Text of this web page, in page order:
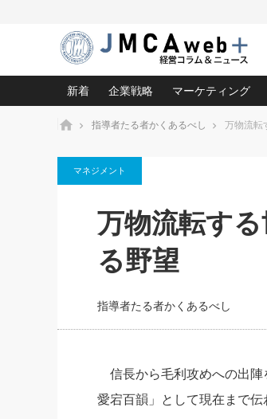
新着
朝礼・会議での「社長の３分間
スピーチ」ネタ帳（2026年8月5
日号）
2026.08.5
企業戦略
中小企業の「１位づくり」戦
利益を最大化する「業務改善
強い会社を築く ビジネス・ク
日本レーザー「人を大切にし
(3)
武器としてのM&A入門(3)
社長のための“儲かる通販”戦
継続経営 百話百行(85)
マーケティング
ロングセラーの
酒井光雄 成功事
ホーム 指導者たる者かくあるべし 万物流転
マネジメント
万物流転す
る野望
指導者たる者かくあるべし
信長から毛利攻めへの出陣
愛宕百韻」として現在まで伝